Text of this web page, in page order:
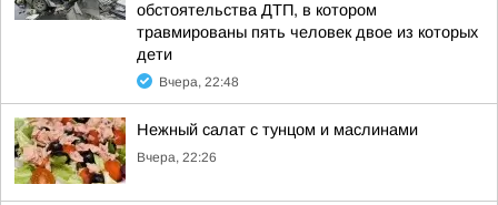
обстоятельства ДТП, в котором
травмированы пять человек двое из которых
дети
Вчера, 22:48
Нежный салат с тунцом и маслинами
Вчера, 22:26